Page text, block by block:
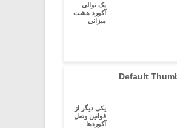
یک توالی
آکورد هشت
میزانی
یکی دیگر از
قوانین وصل
آکوردها